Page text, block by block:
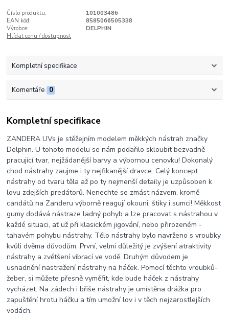
Číslo produktu:
101003486
EAN kód:
8585066505338
Výrobce:
DELPHIN
Hlídat cenu / dostupnost
Kompletní specifikace
Komentáře 0
Kompletní specifikace
ZANDERA UVs je stěžejním modelem měkkých nástrah značky
Delphin. U tohoto modelu se nám podařilo skloubit bezvadně
pracující tvar, nejžádanější barvy a výbornou cenovku! Dokonalý
chod nástrahy zaujme i ty nejfikanější dravce. Celý koncept
nástrahy od tvaru těla až po ty nejmenší detaily je uzpůsoben k
lovu zdejších predátorů. Nenechte se zmást názvem, kromě
candátů na Zanderu výborně reagují okouni, štiky i sumci! Měkkost
gumy dodává nástraze ladný pohyb a lze pracovat s nástrahou v
každé situaci, ať už při klasickém jigování, nebo přirozeném -
tahavém pohybu nástrahy. Tělo nástrahy bylo navrženo s vroubky
kvůli dvěma důvodům. První, velmi důležitý je zvýšení atraktivity
nástrahy a zvětšení vibrací ve vodě. Druhým důvodem je
usnadnění nastražení nástrahy na háček. Pomocí těchto vroubků-
žeber, si můžete přesně vyměřit, kde bude háček z nástrahy
vycházet. Na zádech i břiše nástrahy je umístěna drážka pro
zapuštění hrotu háčku a tím umožní lov i v těch nejzarostlejších
vodách.